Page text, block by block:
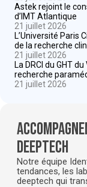
Astek rejoint le
d’IMT Atlantique
21 juillet 2026
L’Université Paris
de la recherche
21 juillet 2026
La DRCI du GHT
recherche
21 juillet 2026
deeptech
Notre équipe
tendances, les
deeptech qui